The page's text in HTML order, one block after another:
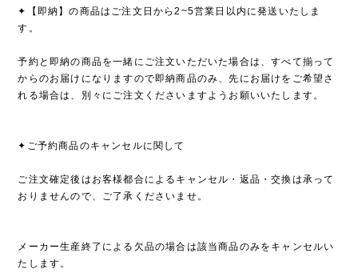
✦【即納】の商品はご注文日から2~5営業日以内に発送いたしま
す。
予約と即納の商品を一緒にご注文いただいた場合は、すべて揃って
からのお届けになりますので即納商品のみ、先にお届けをご希望さ
れる場合は、別々にご注文くださいますようお願いいたします。
✦ご予約商品のキャンセルに関して
ご注文確定後はお客様都合によるキャンセル・返品・交換は承って
おりませんので、ご了承くださいませ。
メーカー生産終了による欠品の場合は該当商品のみをキャンセルい
たします。